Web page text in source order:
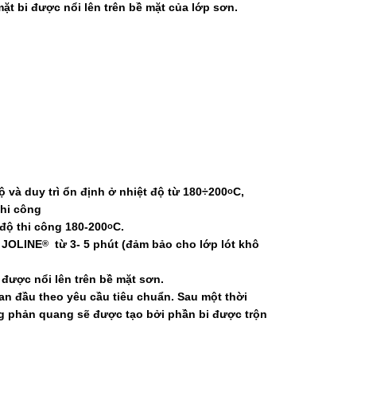
bi được nổi lên trên bề mặt của lớp sơn.
duy trì ổn định ở nhiệt độ từ 180÷200oC,
công
thi công 180-200oC.
JOLINE®
từ 3- 5 phút (đảm bảo cho lớp lót khô
nổi lên trên bề mặt sơn.
đầu theo yêu cầu tiêu chuẩn. Sau một thời
phản quang sẽ được tạo bởi phần bi được trộn